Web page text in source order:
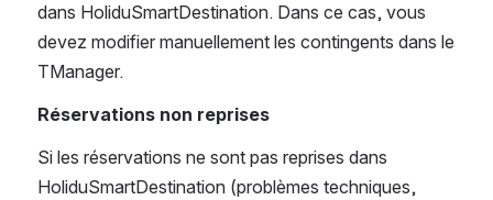
dans HoliduSmartDestination. Dans ce cas, vous
devez modifier manuellement les contingents dans le
TManager.
Réservations non reprises
Si les réservations ne sont pas reprises dans
HoliduSmartDestination (problèmes techniques,